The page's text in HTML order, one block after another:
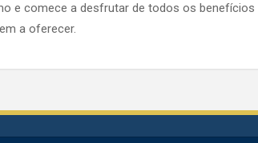
e comece a desfrutar de todos os benefícios
a oferecer.